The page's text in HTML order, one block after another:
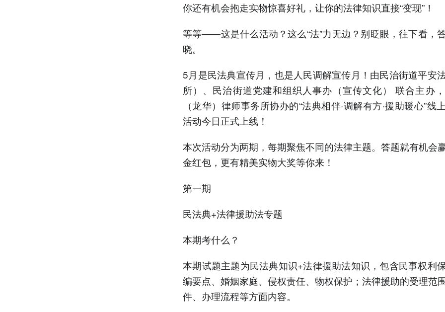
你还有机会抱走实物惊喜好礼，让你的法律知识直接“变现”！
等等——这是什么活动？这么“法”力无边？别眨眼，往下看，
晓。
5月是民法典宣传月，也是人民调解宣传月！由民治街道平安
所）、民治街道党建和组织人事办（宣传文化） 联合主办
（龙华）律师事务所协办的“法典相伴·调解有方·援助暖心”线
活动今日正式上线！
本次活动分为两期，每期聚焦不同的法律主题。答题就有机会
金红包，更有精美实物大奖等你来！
第一期
民法典+法律援助法专题
本期考什么？
本期试题主题为民法典知识+法律援助法知识，包含民事权利
编要点、婚姻家庭、侵权责任、物权保护；法律援助的受理范
件、办理流程等方面内容。